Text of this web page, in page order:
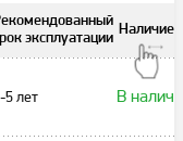
эксплуатации
Наличие
5 лет В